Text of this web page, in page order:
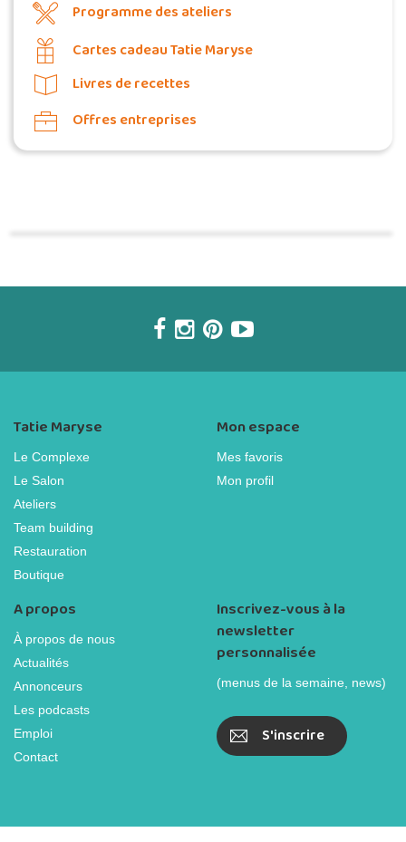
Programme des ateliers
Cartes cadeau Tatie Maryse
Livres de recettes
Offres entreprises
Tatie Maryse
Le Complexe
Le Salon
Ateliers
Team building
Restauration
Boutique
Mon espace
Mes favoris
Mon profil
A propos
À propos de nous
Actualités
Annonceurs
Les podcasts
Emploi
Contact
Inscrivez-vous à la
newsletter
personnalisée
(menus de la semaine, news)
S'inscrire